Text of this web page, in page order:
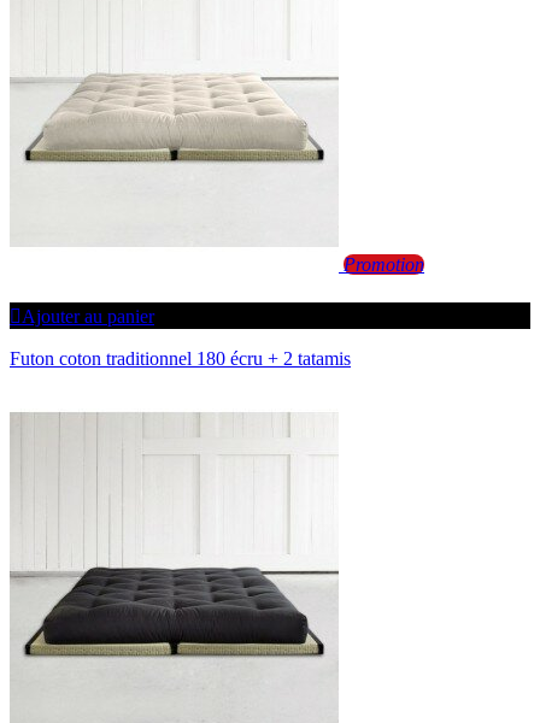
Promotion
Ajouter au panier
Futon coton traditionnel 180 écru + 2 tatamis